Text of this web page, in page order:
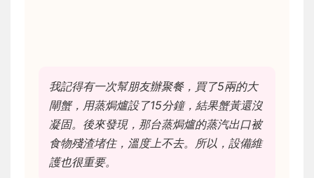
我記得有一次幫朋友辦聚餐，買了5兩的大
閘蟹，用蒸焗爐設了15分鐘，結果蟹黃還沒
凝固。後來發現，那台蒸焗爐的蒸汽出口被
食物殘渣堵住，溫度上不去。所以，設備維
護也很重要。